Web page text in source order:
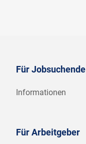
Für Jobsuchende
Informationen
Für Arbeitgeber